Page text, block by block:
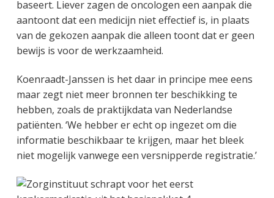
baseert. Liever zagen de oncologen een aanpak die
aantoont dat een medicijn niet effectief is, in plaats
van de gekozen aanpak die alleen toont dat er geen
bewijs is voor de werkzaamheid.
Koenraadt-Janssen is het daar in principe mee eens
maar zegt niet meer bronnen ter beschikking te
hebben, zoals de praktijkdata van Nederlandse
patiënten. ‘We hebber er echt op ingezet om die
informatie beschikbaar te krijgen, maar het bleek
niet mogelijk vanwege een versnipperde registratie.’